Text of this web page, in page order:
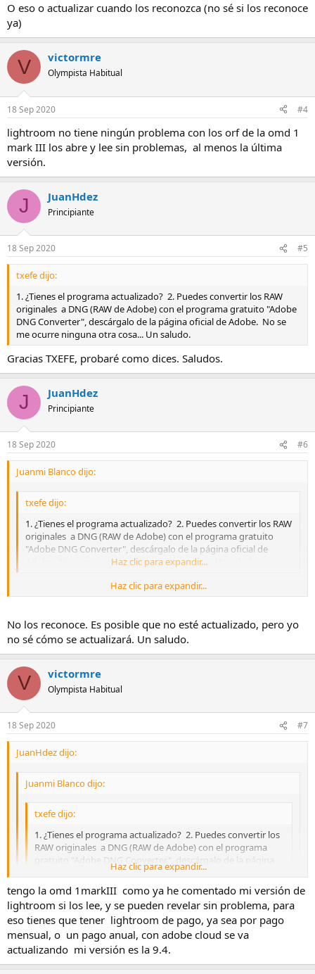
O eso o actualizar cuando los reconozca (no sé si los reconoce
ya)
V victormre
Olympista Habitual
18 Sep 2020 #4
lightroom no tiene ningún problema con los orf de la omd 1
mark III los abre y lee sin problemas, al menos la última
versión.
J JuanHdez
Principiante
18 Sep 2020 #5
txefe dijo:
1. ¿Tienes el programa actualizado? 2. Puedes convertir los RAW
originales a DNG (RAW de Adobe) con el programa gratuito "Adobe
DNG Converter", descárgalo de la página oficial de Adobe. No se
me ocurre ninguna otra cosa... Un saludo.
Gracias TXEFE, probaré como dices. Saludos.
J JuanHdez
Principiante
18 Sep 2020 #6
Juanmi Blanco dijo:
txefe dijo:
1. ¿Tienes el programa actualizado? 2. Puedes convertir los RAW
originales a DNG (RAW de Adobe) con el programa gratuito
"Adobe DNG Converter", descárgalo de la página oficial de
Adobe. No se me ocurre ninguna otra cosa... Un saludo.
Haz clic para expandir...
O eso o actualizar cuando los reconozca (no sé si los reconoce ya)
Haz clic para expandir...
No los reconoce. Es posible que no esté actualizado, pero yo
no sé cómo se actualizará. Un saludo.
V victormre
Olympista Habitual
18 Sep 2020 #7
JuanHdez dijo:
Juanmi Blanco dijo:
txefe dijo:
1. ¿Tienes el programa actualizado? 2. Puedes convertir los
RAW originales a DNG (RAW de Adobe) con el programa
gratuito "Adobe DNG Converter", descárgalo de la página
oficial de Adobe. No se me ocurre ninguna otra cosa... Un
saludo.
Haz clic para expandir...
O eso o actualizar cuando los reconozca (no sé si los reconoce
ya)
Haz clic para expandir...
Haz clic para expandir...
tengo la omd 1markIII como ya he comentado mi versión de
lightroom si los lee, y se pueden revelar sin problema, para
eso tienes que tener lightroom de pago, ya sea por pago
mensual, o un pago anual, con adobe cloud se va
actualizando mi versión es la 9.4.